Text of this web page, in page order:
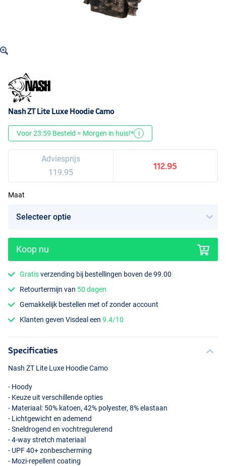
Nash ZT Lite Luxe Hoodie Camo
Voor 23:59 Besteld = Morgen in huis!* i
Adviesprijs
119.95
112.95
Maat
Koop nu
Gratisverzending bij bestellingen boven de 99.00
Retourtermijn van 50 dagen
Gemakkelijk bestellen met of zonder account
Klanten geven Visdeal een9.4/10
Specificaties
Nash ZT Lite Luxe Hoodie Camo
- Hoody
- Keuze uit verschillende opties
- Materiaal: 50% katoen, 42% polyester, 8% elastaan
- Lichtgewicht en ademend
- Sneldrogend en vochtregulerend
- 4-way stretch materiaal
- UPF40+ zonbescherming
- Mozi-repellent coating